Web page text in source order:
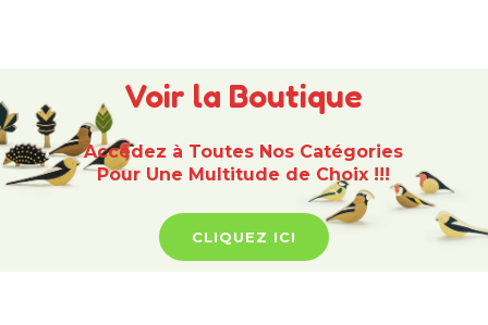
Voir la Boutique
Accédez à Toutes Nos Catégories
Pour Une Multitude de Choix !!!
CLIQUEZ ICI